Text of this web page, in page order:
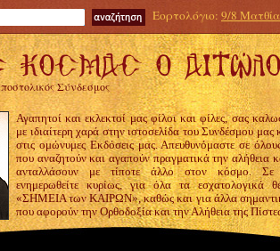
Εορτολόγιο: 9/8
Σύνδεσμος
Αγαπητοί και εκλεκτοί μας φίλοι και φίλες, σας
με ιδιαίτερη χαρά στην ιστοσελίδα του Συνδέσμου μας
στις ομώνυμες Εκδόσεις μας. Απευθυνόμαστε σε
που αναζητούν και αγαπούν πραγματικά την αλήθεια
ανταλλάσουν με τίποτε άλλο στον κόσμο.
ενημερωθείτε κυρίως, για όλα τα εσχατολογικά
«ΣΗΜΕΙΑ των ΚΑΙΡΩΝ», καθώς και για άλλα
που αφορούν την Ορθοδοξία και την Αλήθεια της